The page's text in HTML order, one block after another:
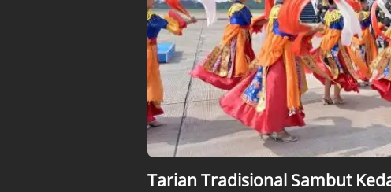
Tarian Tradisional Sambut